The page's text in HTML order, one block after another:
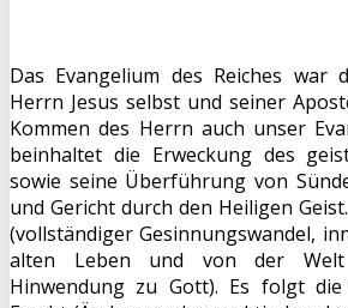
Das Evangelium des Reiches war
Herrn Jesus selbst und seiner
Kommen des Herrn auch unser
beinhaltet die Erweckung des
sowie seine Überführung von
und Gericht durch den Heiligen
(vollständiger Gesinnungswandel,
alten Leben und von der Welt
Hinwendung zu Gott). Es folgt